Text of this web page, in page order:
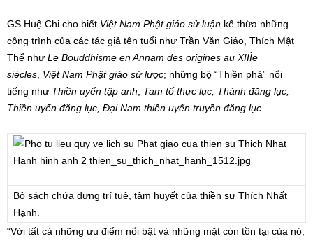
GS Huệ Chi cho biết Việt Nam Phật giáo sử luận kế thừa những
công trình của các tác giả tên tuổi như Trần Văn Giáo, Thích Mật
Thể như Le Bouddhisme en Annam des origines au XIIÌe
siècles, Việt Nam Phật giáo sử lược; những bộ “Thiền phả” nổi
tiếng như Thiền uyển tập anh, Tam tổ thực lục, Thánh đăng lục,
Thiền uyển đăng lục, Đại Nam thiền uyển truyền đăng lục…
Bộ sách chứa đựng trí tuệ, tâm huyết của thiền sư Thích Nhất
Hạnh.
“Với tất cả những ưu điểm nổi bật và những mặt còn tồn tại của nó,